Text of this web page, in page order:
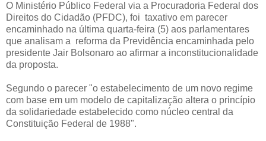
O Ministério Público Federal via a Procuradoria Federal dos
Direitos do Cidadão (PFDC), foi taxativo em parecer
encaminhado na última quarta-feira (5) aos parlamentares
que analisam a reforma da Previdência encaminhada pelo
presidente Jair Bolsonaro ao afirmar a inconstitucionalidade
da proposta.
Segundo o parecer "o estabelecimento de um novo regime
com base em um modelo de capitalização altera o princípio
da solidariedade estabelecido como núcleo central da
Constituição Federal de 1988".